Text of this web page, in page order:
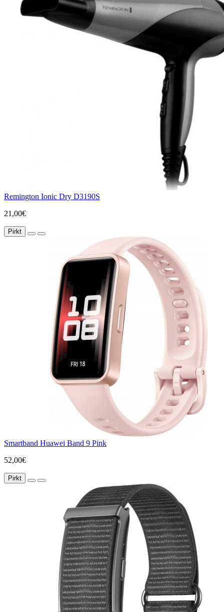
Remington Ionic Dry D3190S
21,00€
Pirkt
Smartband Huawei Band 9 Pink
52,00€
Pirkt